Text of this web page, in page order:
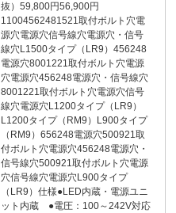
抜）59,800円56,900円
11004562481521取付ボルト穴電
源穴電源穴信号線穴電源穴・信号
線穴L1500タイプ（LR9）456248
電源穴8001221取付ボルト穴電源
穴電源穴456248電源穴・信号線穴
8001221取付ボルト穴電源穴信号
線穴電源穴L1200タイプ（LR9）
L1200タイプ（RM9）L900タイプ
（RM9）656248電源穴500921取
付ボルト穴電源穴456248電源穴・
信号線穴500921取付ボルト穴電源
穴信号線穴電源穴L900タイプ
（LR9）仕様●LED内蔵・電源ユニ
ット内蔵 ●電圧：100～242V対応